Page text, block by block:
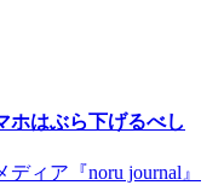
ホはぶら下げるべし
ィア『noru journal』